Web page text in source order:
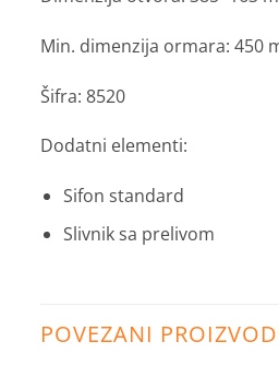
Min. dimenzija ormara: 450
Šifra: 8520
Dodatni elementi:
Sifon standard
Slivnik sa prelivom
POVEZANI